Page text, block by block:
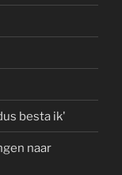
besta ik'
naar